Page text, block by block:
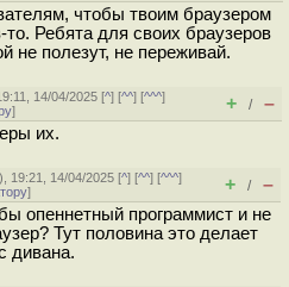
чтобы твоим браузером
Ребята для своих браузеров
не полезут, не переживай.
14/04/2025 [^] [^^] [^^^]
] + / –
их.
), 19:21, 14/04/2025 [^] [^^] [^^^]
] + / –
опеннетный программист и не
Тут половина это делает
дивана.